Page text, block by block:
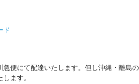
ド
急便にて配達いたします。但し沖縄・離島の
ます。